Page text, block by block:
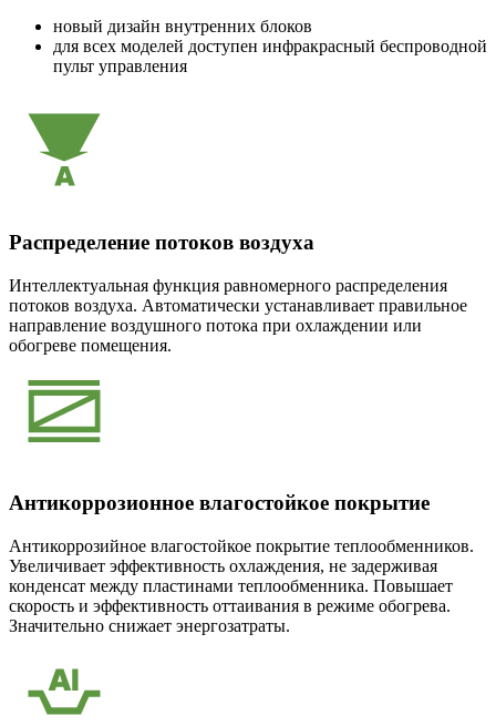
новый дизайн внутренних блоков
для всех моделей доступен инфракрасный беспроводной
пульт управления
Распределение потоков воздуха
Интеллектуальная функция равномерного распределения
потоков воздуха. Автоматически устанавливает правильное
направление воздушного потока при охлаждении или
обогреве помещения.
Антикоррозионное влагостойкое покрытие
Антикоррозийное влагостойкое покрытие теплообменников.
Увеличивает эффективность охлаждения, не задерживая
конденсат между пластинами теплообменника. Повышает
скорость и эффективность оттаивания в режиме обогрева.
Значительно снижает энергозатраты.